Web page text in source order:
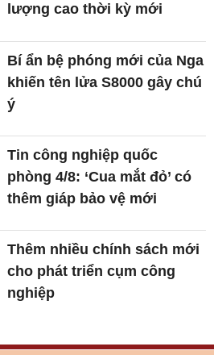
lượng cao thời kỳ mới
Bí ẩn bệ phóng mới của Nga
khiến tên lửa S8000 gây chú
ý
Tin công nghiệp quốc
phòng 4/8: ‘Cua mắt đỏ’ có
thêm giáp bảo vệ mới
Thêm nhiều chính sách mới
cho phát triển cụm công
nghiệp